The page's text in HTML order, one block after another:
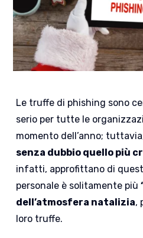
Le truffe di phishing sono
serio per tutte le
momento dell’anno;
senza dubbio quello più
infatti, approfittano di
personale è solitamente più
dell’atmosfera natalizia,
loro truffe.